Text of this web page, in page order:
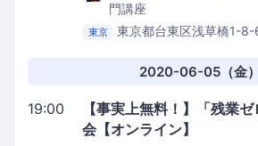
門講座
東京
東京都台東区浅草橋1-
2020-06-05（金）
19:00
【事実上無料！】「残業
会【オンライン】